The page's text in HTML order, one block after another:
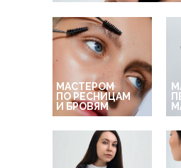
МАСТЕРОМ
ПО РЕСНИЦАМ
И БРОВЯМ